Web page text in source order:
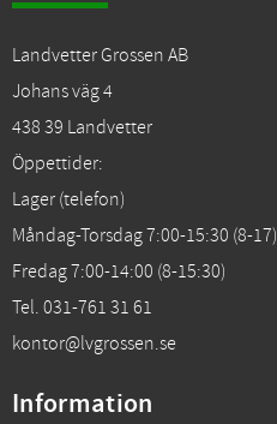
Landvetter Grossen AB
Johans väg 4
438 39 Landvetter
Öppettider:
Lager (telefon)
Måndag-Torsdag 7:00-15:30 (8-17)
Fredag 7:00-14:00 (8-15:30)
Tel. 031-761 31 61
kontor@lvgrossen.se
Information